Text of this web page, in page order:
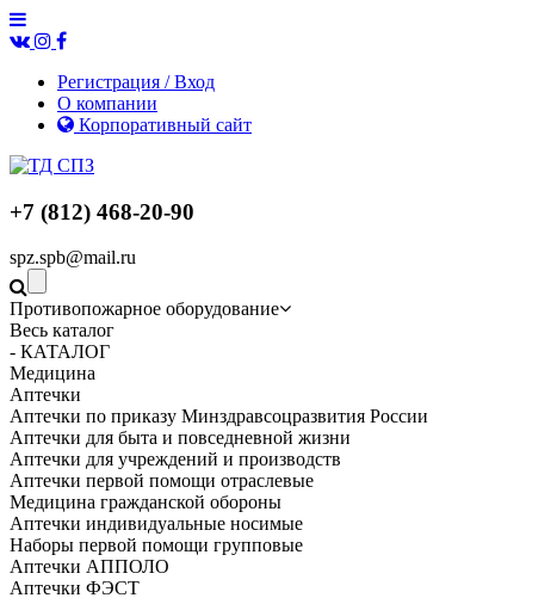
Регистрация / Вход
О компании
Корпоративный сайт
+7 (812) 468-20-90
spz.spb@mail.ru
Противопожарное оборудование
Весь каталог
- КАТАЛОГ
Медицина
Аптечки
Аптечки по приказу Минздравсоцразвития России
Аптечки для быта и повседневной жизни
Аптечки для учреждений и производств
Аптечки первой помощи отраслевые
Медицина гражданской обороны
Аптечки индивидуальные носимые
Наборы первой помощи групповые
Аптечки АППОЛО
Аптечки ФЭСТ